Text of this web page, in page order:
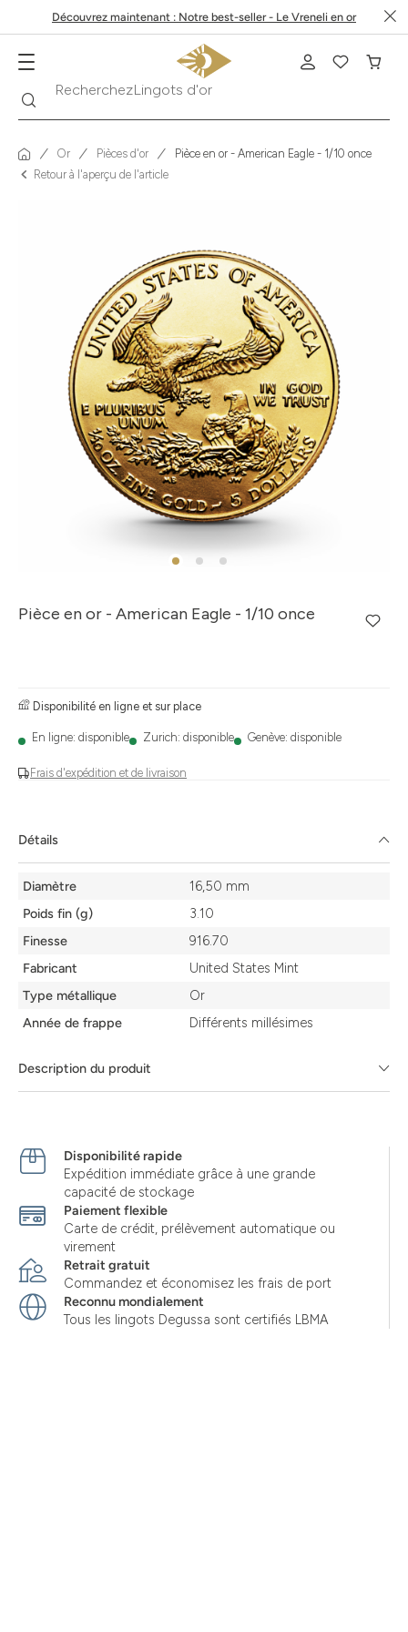
Découvrez maintenant : Notre best-seller - Le Vreneli en or
RechercheRecherchez
Or Pièces d'or
Pièce en or - American Eagle - 1/10 once
Retour à l'aperçu de l'article
Pièce en or - American Eagle - 1/10 once
Frais d'expédition et de livraison
Disponibilité en ligne et sur place
En ligne: disponible Zurich: disponible Genève: disponible
Détails
Description du produit
Détails
Diamètre
16,50 mm
Poids fin (g)
3.10
Finesse
916.70
Fabricant
United States Mint
Type métallique
Or
Année de frappe
Différents millésimes
Disponibilité rapide
Expédition immédiate grâce à une grande
capacité de stockage
Paiement flexible
Carte de crédit, prélèvement automatique ou
virement
Retrait gratuit
Commandez et économisez les frais de port
Reconnu mondialement
Tous les lingots Degussa sont certifiés LBMA